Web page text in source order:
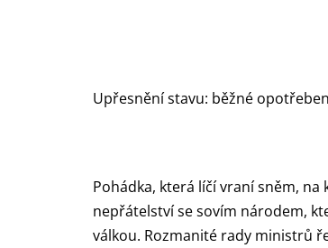
Upřesnění stavu: běžné
Pohádka, která líčí vraní sněm,
nepřátelství se sovím národem,
válkou. Rozmanité rady ministrů